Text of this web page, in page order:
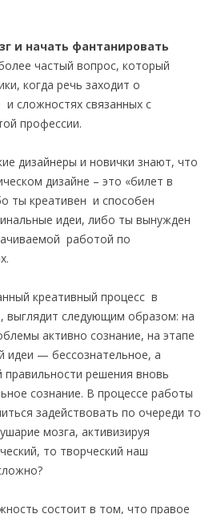
и начать фантанировать
частый вопрос, который
когда речь заходит о
сложностях связанных с
профессии.
дизайнеры и новички знают, что
дизайне – это «билет в
ты креативен и способен
идеи, либо ты вынужден
работой по
креативный процесс в
выглядит следующим образом: на
активно сознание, на этапе
идеи — бессознательное, а
решения вновь
сознание. В процессе работы
задействовать по очереди то
мозга, активизируя
то творческий наш
состоит в том, что правое